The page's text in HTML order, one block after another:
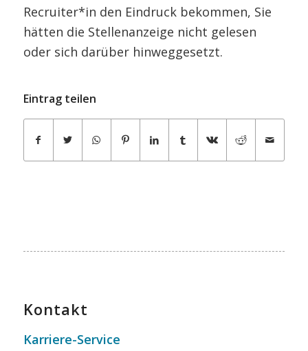
Recruiter*in den Eindruck bekommen, Sie
hätten die Stellenanzeige nicht gelesen
oder sich darüber hinweggesetzt.
Eintrag teilen
Kontakt
Karriere-Service